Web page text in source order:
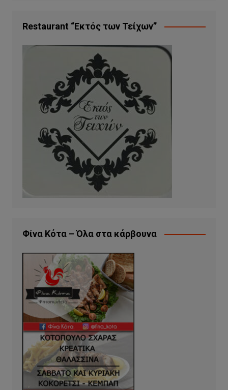
Restaurant “Εκτός των Τείχων”
Φίνα Κότα – Όλα στα κάρβουνα